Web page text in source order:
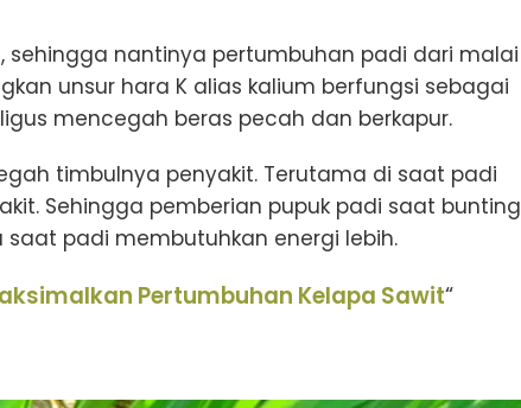
sehingga nantinya pertumbuhan padi dari malai
unsur hara K alias kalium berfungsi sebagai
mencegah beras pecah dan berkapur.
timbulnya penyakit. Terutama di saat padi
Sehingga pemberian pupuk padi saat bunting
padi membutuhkan energi lebih.
Pertumbuhan Kelapa Sawit“